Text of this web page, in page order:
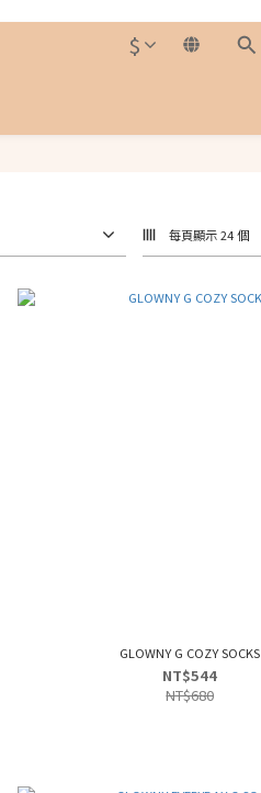
$
每頁顯示 24 個
GLOWNY G COZY SOCKS
NT$544
NT$680